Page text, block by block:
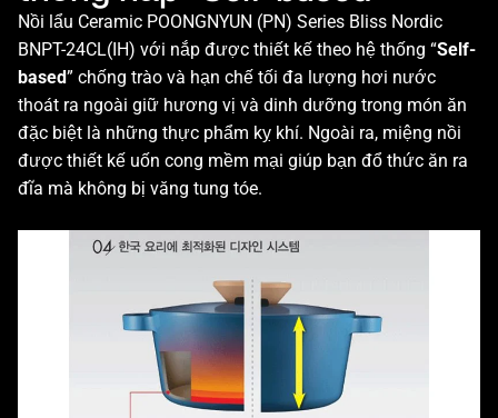
Nồi lẩu Ceramic POONGNYUN (PN) Series Bliss Nordic
BNPT-24CL(IH) với nắp được thiết kế theo hệ thống “Self-
based” chống trào và hạn chế tối đa lượng hơi nước
thoát ra ngoài giữ hương vị và dinh dưỡng trong món ăn
đặc biệt là những thực phẩm kỵ khí. Ngoài ra, miệng nồi
được thiết kế uốn cong mềm mại giúp bạn đổ thức ăn ra
đĩa mà không bị văng tung tóe.